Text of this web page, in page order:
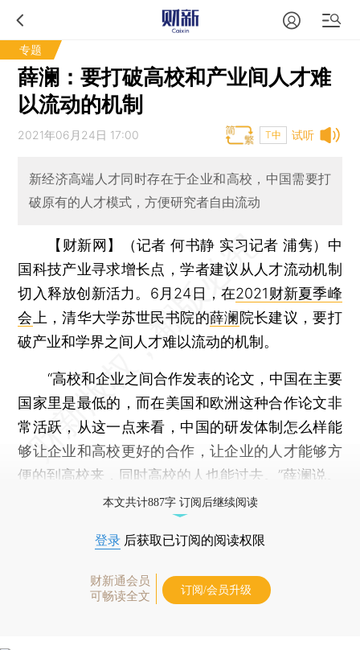
专题
薛澜：要打破高校和产业间人才难
以流动的机制
试听
2021年06月24日 17:00 T中
新经济高端人才同时存在于企业和高校，中国需要打
破原有的人才模式，方便研究者自由流动
【财新网】（记者 何书静 实习记者 浦隽） 中
国科技产业寻求增长点，学者建议从人才流动机制
切入释放创新活力。6月24日，在2021财新夏季峰
会 上，清华大学苏世民书院的薛澜院长建议，要打
破产业和学界之间人才难以流动的机制。
“高校和企业之间合作发表的论文，中国在主要
国家里是最低的，而在美国和欧洲这种合作论文非
常活跃，从这一点来看，中国的研发体制怎么样能
够让企业和高校更好的合作，让企业的人才能够方
便的到高校来，同时高校的人也能过去。”薛澜说。
本文共计887字 订阅后继续阅读
登录 后获取已订阅的阅读权限
财新通会员
可畅读全文
订阅/会员升级